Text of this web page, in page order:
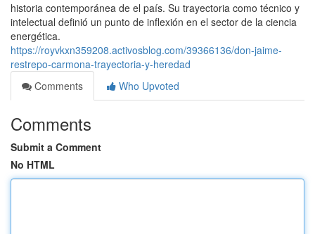
historia contemporánea de el país. Su trayectoria como técnico y
intelectual definió un punto de inflexión en el sector de la ciencia
energética.
https://royvkxn359208.activosblog.com/39366136/don-jaime-
restrepo-carmona-trayectoria-y-heredad
Comments
Who Upvoted
Comments
Submit a Comment
No HTML